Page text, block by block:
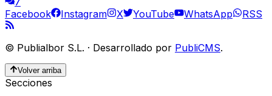
Facebook
Instagram X YouTube WhatsApp RSS
© Publialbor S.L. · Desarrollado por PubliCMS.
Volver arriba
Secciones